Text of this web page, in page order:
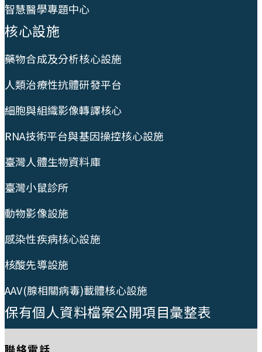
智慧醫學專題中心
核心設施
藥物合成及分析核心設施
人類治療性抗體研發平台
細胞與組織影像轉譯核心
RNA技術平台與基因操控核心設施
臺灣人體生物資料庫
臺灣小鼠診所
動物影像設施
感染性疾病核心設施
核酸先導設施
AAV(腺相關病毒)載體核心設施
保有個人資料檔案公開項目彙整表
聯絡電話